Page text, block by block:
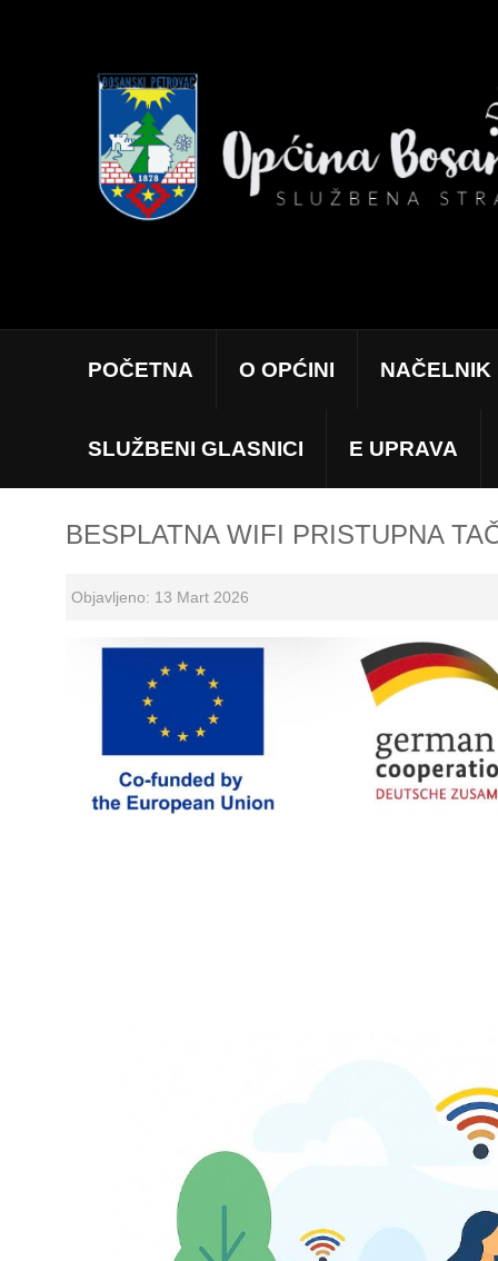
POČETNA O OPĆINI NAČELNIK
SLUŽBENI GLASNICI E UPRAVA
BESPLATNA WIFI PRISTUPNA
Objavljeno: 13 Mart 2026